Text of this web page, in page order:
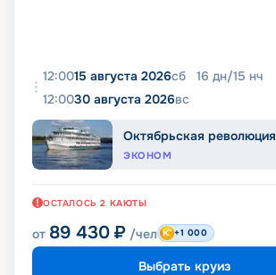
12:0015 августа 2026сб 16 дн/15 нч
12:0030 августа 2026вс
Октябрьская революция
ЭКОНОМ
ОСТАЛОСЬ 2 КАЮТЫ
от 89 430 ₽ /чел +1 000
Выбрать круиз